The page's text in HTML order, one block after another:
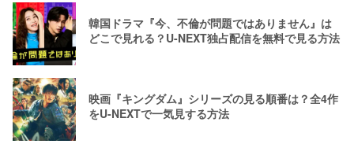
韓国ドラマ『今、不倫が問題ではありません』は
どこで見れる？U-NEXT独占配信を無料で見る方法
映画『キングダム』シリーズの見る順番は？全4作
をU-NEXTで一気見する方法